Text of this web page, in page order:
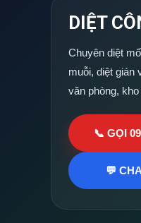
DIỆT
Chuyên diệt
muỗi, diệt gián
văn phòng,
📞 GỌI
💬